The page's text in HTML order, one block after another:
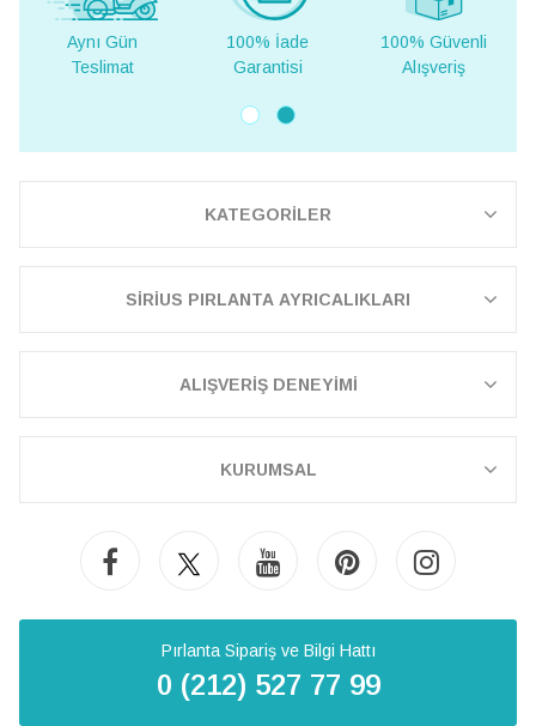
Aynı Gün
Teslimat
100% İade
Garantisi
100% Güvenli
Alışveriş
KATEGORİLER
SİRİUS PIRLANTA AYRICALIKLARI
ALIŞVERİŞ DENEYİMİ
KURUMSAL
Pırlanta Sipariş ve Bilgi Hattı
0 (212) 527 77 99